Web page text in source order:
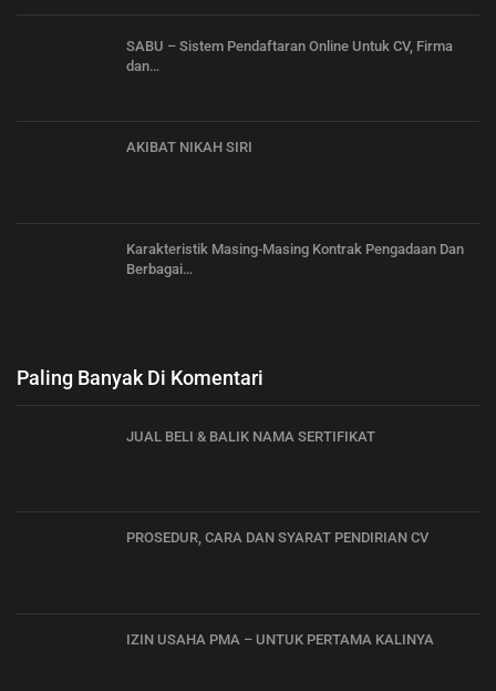
SABU – Sistem Pendaftaran Online Untuk CV, Firma
dan…
AKIBAT NIKAH SIRI
Karakteristik Masing-Masing Kontrak Pengadaan Dan
Berbagai…
Paling Banyak Di Komentari
JUAL BELI & BALIK NAMA SERTIFIKAT
PROSEDUR, CARA DAN SYARAT PENDIRIAN CV
IZIN USAHA PMA – UNTUK PERTAMA KALINYA